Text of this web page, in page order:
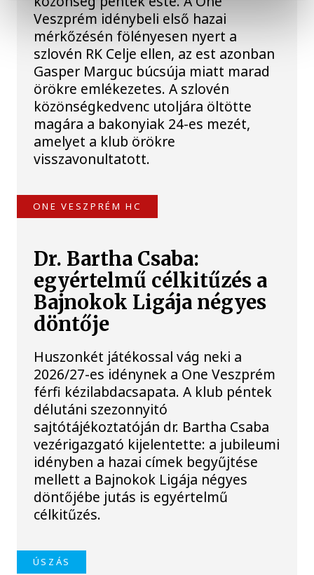
Veszprém idénybeli első hazai
mérkőzésén fölényesen nyert a
szlovén RK Celje ellen, az est azonban
Gasper Marguc búcsúja miatt marad
örökre emlékezetes. A szlovén
közönségkedvenc utoljára öltötte
magára a bakonyiak 24-es mezét,
amelyet a klub örökre
visszavonultatott.
ONE VESZPRÉM HC
Dr. Bartha Csaba:
egyértelmű célkitűzés a
Bajnokok Ligája négyes
döntője
Huszonkét játékossal vág neki a
2026/27-es idénynek a One Veszprém
férfi kézilabdacsapata. A klub péntek
délutáni szezonnyitó
sajtótájékoztatóján dr. Bartha Csaba
vezérigazgató kijelentette: a jubileumi
idényben a hazai címek begyűjtése
mellett a Bajnokok Ligája négyes
döntőjébe jutás is egyértelmű
célkitűzés.
ÚSZÁS